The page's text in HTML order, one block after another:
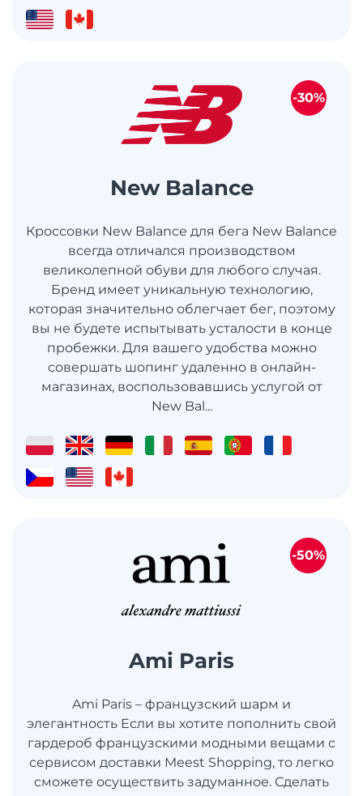
New Balance
Кроссовки New Balance для бега New Balance
всегда отличался производством
великолепной обуви для любого случая.
Бренд имеет уникальную технологию,
которая значительно облегчает бег, поэтому
вы не будете испытывать усталости в конце
пробежки. Для вашего удобства можно
совершать шопинг удаленно в онлайн-
магазинах, воспользовавшись услугой от
New Bal...
-30%
Ami Paris
Ami Paris – французский шарм и
элегантность Если вы хотите пополнить свой
гардероб французскими модными вещами с
сервисом доставки Meest Shopping, то легко
сможете осуществить задуманное. Сделать
-50%